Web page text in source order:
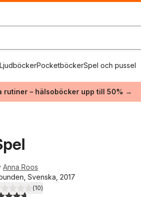
LjudböckerPocketböckerSpel och pussel
rutiner – hälsoböcker upp till 50% →
Anna Roos
Svenska, 2017
utav 5 stjärnor. Totalt antal röster:
(10)